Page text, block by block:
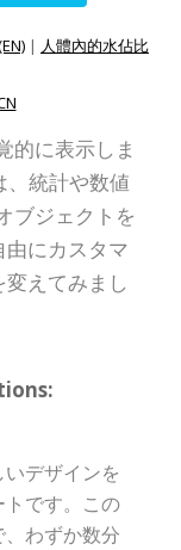
| 人體內的水佔比
的に表示しま
統計や数値
ブジェクトを
にカスタマ
えてみまし
デザインを
です。この
わずか数分